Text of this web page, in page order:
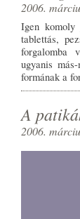
2006.
Igen komoly
tablettás,
forgalomba
ugyanis
formának a
A
2006.